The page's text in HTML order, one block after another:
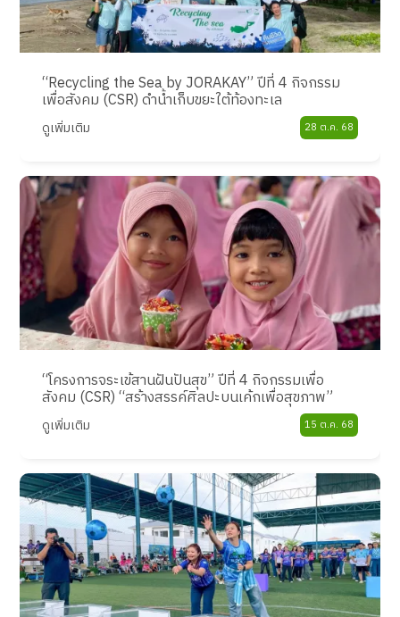
“Recycling the Sea by JORAKAY” ปีที่ 4 กิจกรรม
เพื่อสังคม (CSR) ดำน้ำเก็บขยะใต้ท้องทะเล
ดูเพิ่มเติม 28 ต.ค. 68
“โครงการจระเข้สานฝันปันสุข” ปีที่ 4 กิจกรรมเพื่อ
สังคม (CSR) “สร้างสรรค์ศิลปะบนเค้กเพื่อสุขภาพ”
ดูเพิ่มเติม 15 ต.ค. 68